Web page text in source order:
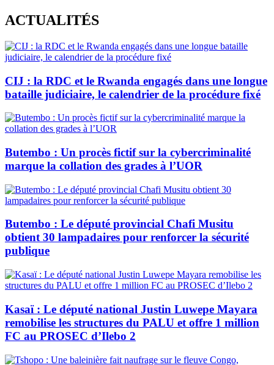
Skip
to
content
ACTUALITÉS
CIJ : la RDC et le Rwanda engagés dans une longue
bataille judiciaire, le calendrier de la procédure fixé
Butembo : Un procès fictif sur la cybercriminalité
marque la collation des grades à l’UOR
Butembo : Le député provincial Chafi Musitu
obtient 30 lampadaires pour renforcer la sécurité
publique
Kasaï : Le député national Justin Luwepe Mayara
remobilise les structures du PALU et offre 1 million
FC au PROSEC d’Ilebo 2